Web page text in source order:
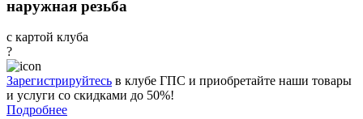
наружная резьба
с картой клуба
?
Зарегистрируйтесь в клубе ГПС и приобретайте наши товары
и услуги со скидками до 50%!
Подробнее